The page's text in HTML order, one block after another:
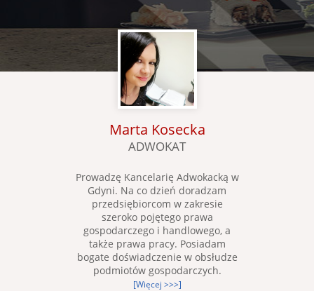
Marta Kosecka
ADWOKAT
Prowadzę Kancelarię Adwokacką w
Gdyni. Na co dzień doradzam
przedsiębiorcom w zakresie
szeroko pojętego prawa
gospodarczego i handlowego, a
także prawa pracy. Posiadam
bogate doświadczenie w obsłudze
podmiotów gospodarczych.
[Więcej >>>]